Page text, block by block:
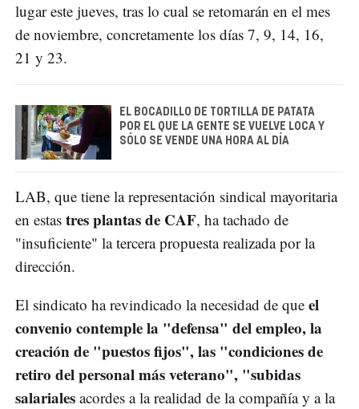
lugar este jueves, tras lo cual se retomarán en el mes
de noviembre, concretamente los días 7, 9, 14, 16,
21 y 23.
EL BOCADILLO DE TORTILLA DE PATATA
POR EL QUE LA GENTE SE VUELVE LOCA Y
SÓLO SE VENDE UNA HORA AL DÍA
LAB, que tiene la representación sindical mayoritaria
en estas tres plantas de CAF, ha tachado de
"insuficiente" la tercera propuesta realizada por la
dirección.
El sindicato ha revindicado la necesidad de que el
convenio contemple la "defensa" del empleo, la
creación de "puestos fijos", las "condiciones de
retiro del personal más veterano", "subidas
salariales acordes a la realidad de la compañía y a la